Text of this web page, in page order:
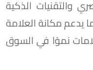
والتقنيات الذكية
يدعم مكانة العلامة
نموًا في السوق